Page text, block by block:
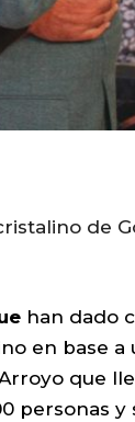
de
han dado
en base a
que
personas y